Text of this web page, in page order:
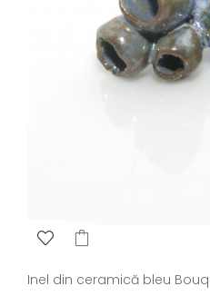
Inel din ceramică bleu